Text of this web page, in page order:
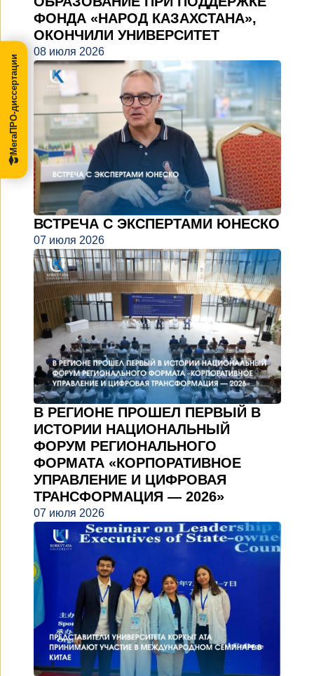
ФОНДА «НАРОД КАЗАХСТАНА»,
ОКОНЧИЛИ УНИВЕРСИТЕТ
08 июля 2026
ВСТРЕЧА С ЭКСПЕРТАМИ ЮНЕСКО
07 июля 2026
В РЕГИОНЕ ПРОШЕЛ ПЕРВЫЙ В
ИСТОРИИ НАЦИОНАЛЬНЫЙ
ФОРУМ РЕГИОНАЛЬНОГО
ФОРМАТА «КОРПОРАТИВНОЕ
УПРАВЛЕНИЕ И ЦИФРОВАЯ
ТРАНСФОРМАЦИЯ — 2026»
07 июля 2026
МегаПРО-диссертации